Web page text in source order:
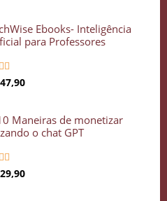
Ebooks- Inteligência
para Professores
 
Maneiras de monetizar
o chat GPT
 
GRÁTIS